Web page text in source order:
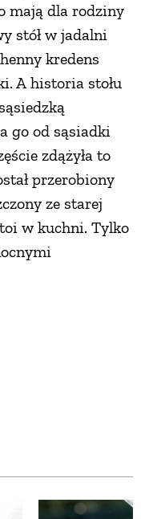
mają dla rodziny
stół w jadalni
kredens
A historia stołu
go od sąsiadki
zdążyła to
przerobiony
ze starej
w kuchni. Tylko